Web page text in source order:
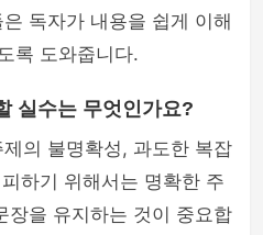
독자가 내용을 쉽게 이해
록 도와줍니다.
실수는 무엇인가요?
의 불명확성, 과도한 복잡
하기 위해서는 명확한 주
장을 유지하는 것이 중요합